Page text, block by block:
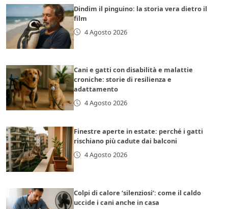
Dindim il pinguino: la storia vera dietro il
film
4 Agosto 2026
Cani e gatti con disabilità e malattie
croniche: storie di resilienza e
adattamento
4 Agosto 2026
Finestre aperte in estate: perché i gatti
rischiano più cadute dai balconi
4 Agosto 2026
Colpi di calore ‘silenziosi’: come il caldo
uccide i cani anche in casa